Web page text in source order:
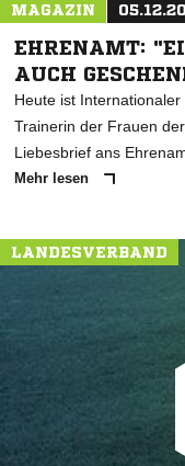
MAGAZIN
EHRENAMT:
AUCH
Heute ist
Trainerin der Frauen
Liebesbrief ans
Mehr lesen
LANDESVERBAND